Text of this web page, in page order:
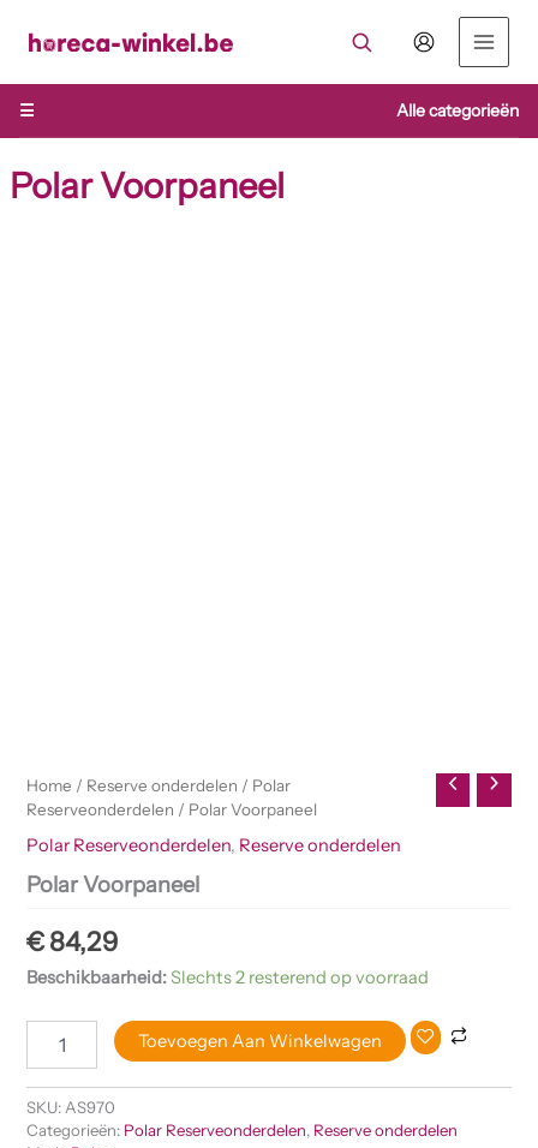
naar
inhoud
☰
Alle categorieën
Polar Voorpaneel
Home / Reserve onderdelen / Polar
Reserveonderdelen / Polar Voorpaneel
Polar Reserveonderdelen, Reserve onderdelen
Polar Voorpaneel
€84,29
Beschikbaarheid:Slechts 2 resterend op voorraad
Toevoegen Aan Winkelwagen
SKU: AS970
Categorieën: Polar Reserveonderdelen, Reserve onderdelen